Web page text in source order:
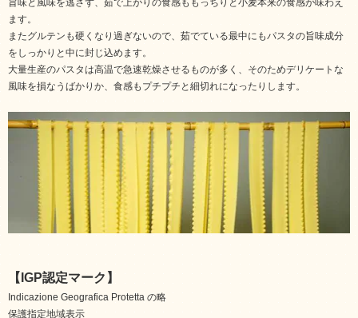
旨味と風味を逃さず、茹で上がりの食感ももっちりと小麦本来の食感が味わえ
ます。
またグルテンも硬くなり過ぎないので、茹でている最中にもパスタの旨味成分
をしっかりと中に封じ込めます。
大量生産のパスタは高温で急速乾燥させるものが多く、そのためデリケートな
風味を損なうばかりか、食感もプチプチと細切れになったりします。
【IGP認定マーク】
Indicazione Geografica Protetta の略
保護指定地域表示